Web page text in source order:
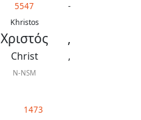
5547
Khristos
Χριστός
Christ
N-NSM
-
,
,
1473